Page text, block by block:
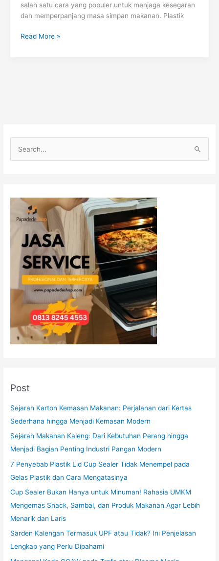
Post
Sejarah Karton Kemasan Makanan: Perjalanan dari Kertas
Sederhana hingga Menjadi Kemasan Modern
Sejarah Makanan Kaleng: Dari Kebutuhan Perang hingga
Menjadi Bagian Penting Industri Pangan Modern
7 Penyebab Plastik Lid Cup Sealer Tidak Menempel pada
Gelas Plastik dan Cara Mengatasinya
Cup Sealer Bukan Hanya untuk Minuman! Rahasia UMKM
Mengemas Snack, Sambal, dan Produk Makanan Agar Lebih
Menarik dan Laris
Sarden Kalengan Termasuk UPF atau Tidak? Ini Penjelasan
Lengkap yang Perlu Dipahami
salah satu cara yang populer untuk menjaga kesegaran
dan memperpanjang masa simpan makanan. Plastik
Read More »